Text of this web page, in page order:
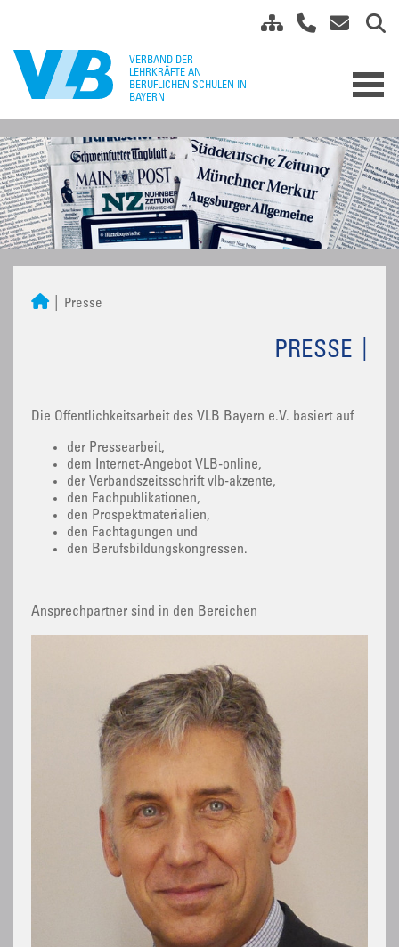
Presse
PRESSE
Die Öffentlichkeitsarbeit des VLB Bayern e.V. basiert auf
der Pressearbeit,
dem Internet-Angebot VLB-online,
der Verbandszeitsschrift vlb-akzente,
den Fachpublikationen,
den Prospektmaterialien,
den Fachtagungen und
den Berufsbildungskongressen.
Ansprechpartner sind in den Bereichen